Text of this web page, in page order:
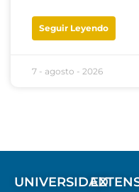
Seguir Leyendo
7 - agosto - 2026
UNIVERSIDAD